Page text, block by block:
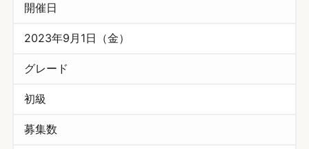
開催日
2023年9月1日（金）
グレード
初級
募集数